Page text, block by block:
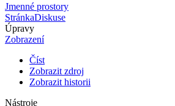
Jmenné prostory
StránkaDiskuse
Úpravy
Zobrazení
Číst
Zobrazit zdroj
Zobrazit historii
Nástroje